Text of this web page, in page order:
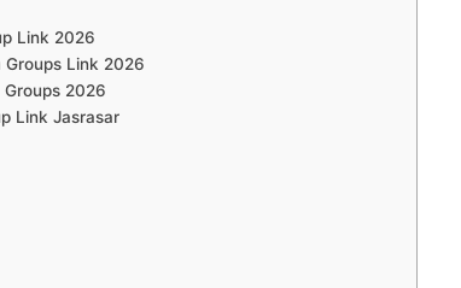
Link 2026
Groups Link 2026
Groups 2026
Link Jasrasar